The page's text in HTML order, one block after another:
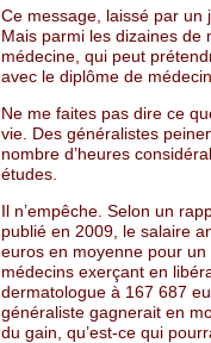
Ce message, laissé par un
Mais parmi les dizaines de
médecine, qui peut
avec le diplôme de
Ne me faites pas dire ce
vie. Des généralistes
nombre d’heures
études.
Il n’empêche. Selon un
publié en 2009, le salaire
euros en moyenne pour
médecins exerçant en
dermatologue à 167 687
généraliste gagnerait en
du gain, qu’est-ce qui